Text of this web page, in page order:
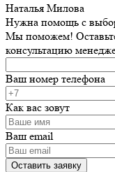
Наталья Милова
Нужна помощь с
Мы поможем!
консультацию
Ваш номер телефона
Как вас зовут
Ваш email